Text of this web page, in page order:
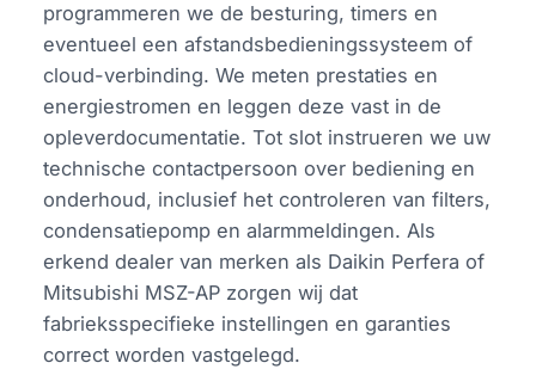
programmeren we de besturing, timers en
eventueel een afstandsbedieningssysteem of
cloud-verbinding. We meten prestaties en
energiestromen en leggen deze vast in de
opleverdocumentatie. Tot slot instrueren we uw
technische contactpersoon over bediening en
onderhoud, inclusief het controleren van filters,
condensatiepomp en alarmmeldingen. Als
erkend dealer van merken als Daikin Perfera of
Mitsubishi MSZ-AP zorgen wij dat
fabrieksspecifieke instellingen en garanties
correct worden vastgelegd.